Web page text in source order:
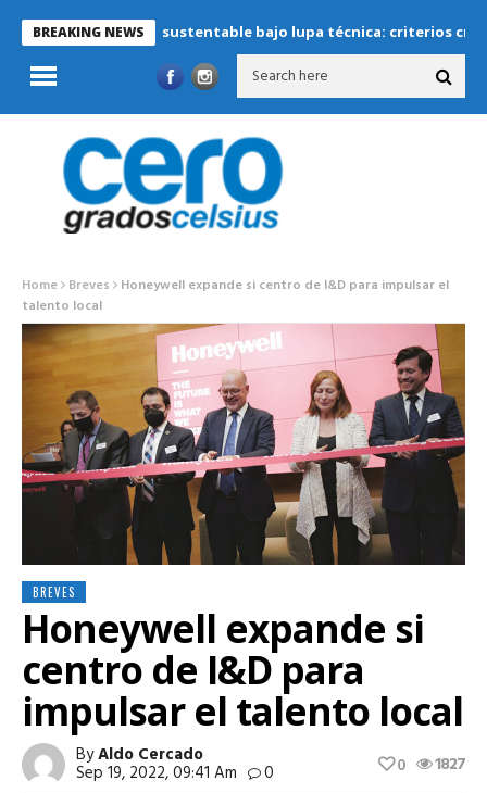
BREAKING NEWS
Refrigeración sustentable bajo lupa técnica: criterios críticos
Home Breves Honeywell expande si centro de I&D para impulsar el
talento local
BREVES
Honeywell expande si
centro de I&D para
impulsar el talento local
ByAldo Cercado
Sep 19, 2022, 09:41 Am 0 1827
0